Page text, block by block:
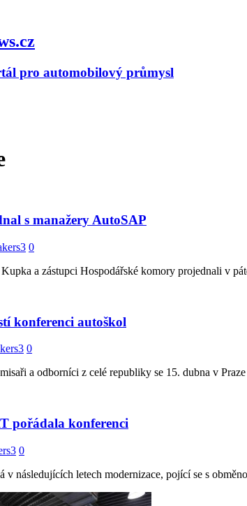
pro automobilový průmysl
s manažery AutoSAP
0
a zástupci Hospodářské komory projednali v
konferenci autoškol
0
a odborníci z celé republiky se 15. dubna v
pořádala konferenci
0
v následujících letech modernizace, pojící se s